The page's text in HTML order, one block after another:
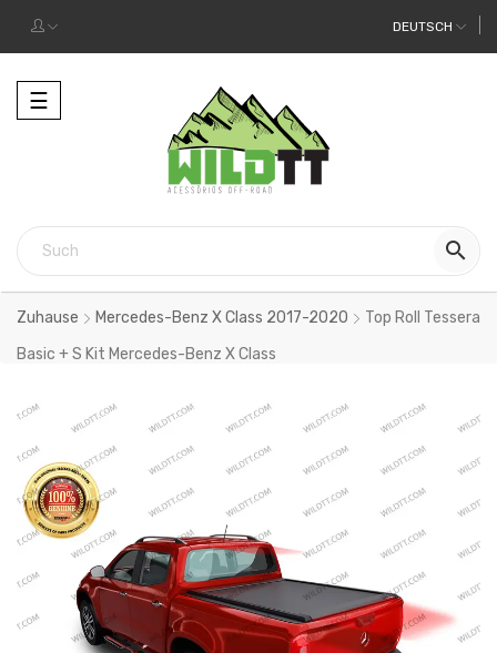
DEUTSCH
Toggle
navigation
☰

Zuhause Mercedes-Benz X Class 2017-2020
Top Roll Tessera
Basic + S Kit Mercedes-Benz X Class